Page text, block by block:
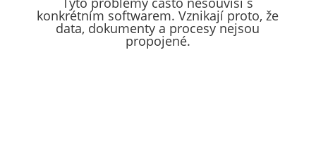
konkrétním softwarem. Vznikají proto, že
data, dokumenty a procesy nejsou
propojené.